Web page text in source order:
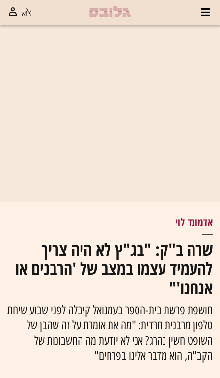
אדמונד לוי
שרה ב"ק: "בג"ץ לא היה צריך
להעמיד עצמו במצב של 'הרבנים או
אנחנו'"
חושפת פרשת בית-הספר בעמנואל קיבלה לפני שבוע שיחת
טלפון מרבנית חרדית: "מה את אומרת על זה שהבן של
השופט חשין נהרג? אני לא יודעת מה החשבונות של
הקב"ה, הוא מדבר אלינו בפרחים"